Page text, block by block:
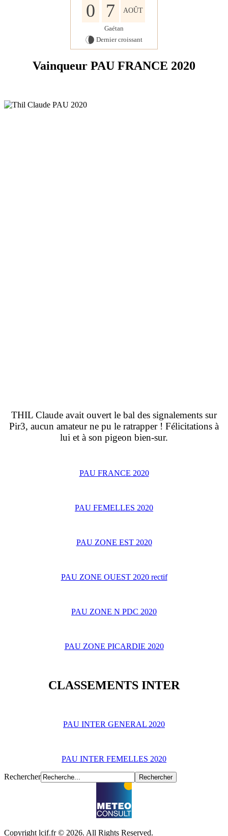
0 7 AOÛT
Gaétan
Dernier croissant
Vainqueur PAU FRANCE 2020
THIL Claude avait ouvert le bal des signalements sur
Pir3, aucun amateur ne pu le ratrapper ! Félicitations à
lui et à son pigeon bien-sur.
PAU FRANCE 2020
PAU FEMELLES 2020
PAU ZONE EST 2020
PAU ZONE OUEST 2020 rectif
PAU ZONE N PDC 2020
PAU ZONE PICARDIE 2020
CLASSEMENTS INTER
PAU INTER GENERAL 2020
PAU INTER FEMELLES 2020
Rechercher
Copyright lcif.fr © 2026. All Rights Reserved.